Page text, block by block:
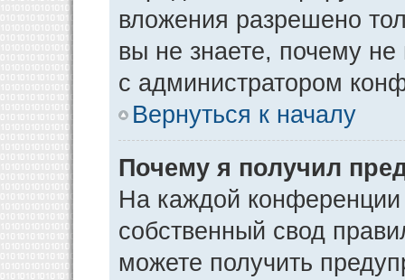
вложения разрешено
вы не знаете, почему
с администратором
Вернуться к началу
Почему я получил
На каждой конференции
собственный свод
можете получить